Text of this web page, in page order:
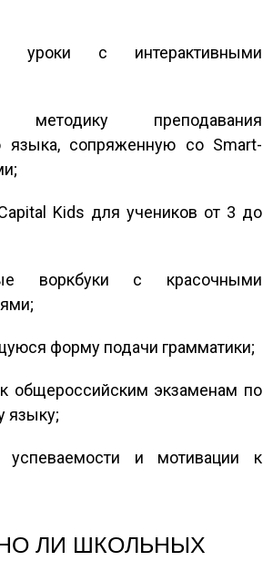
уроки с интерактивными
методику преподавания
языка, сопряженную со Smart-
Kids для учеников от 3 до
воркбуки с красочными
форму подачи грамматики;
к общероссийским экзаменам по
языку;
успеваемости и мотивации к
ЛИ ШКОЛЬНЫХ